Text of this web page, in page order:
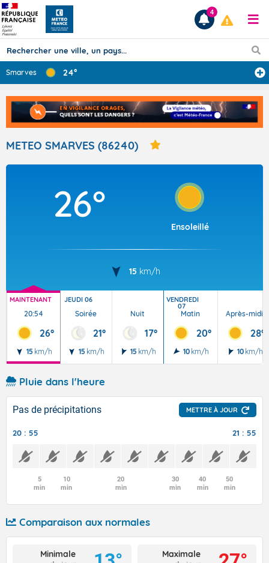
Prévisions
TOUS LES RÉSULTATS
Articles
4
Smarves 24°
METEO SMARVES (86240)
26°
Ensoleillé
15 km/h
MAINTENANT
20:54
26°
15 km/h
JEUDI 06
Soirée
21°
15 km/h
Nuit
17°
15 km/h
VENDREDI
07
Matin
20°
10 km/h
Après-midi
28°
10 km/h
Pluie dans l'heure
Pas de précipitations METTRE À JOUR
20 : 55 21 : 55
5
min
10
min
20
min
30
min
40
min
50
min
Comparaison aux normales
Minimale
Maximale